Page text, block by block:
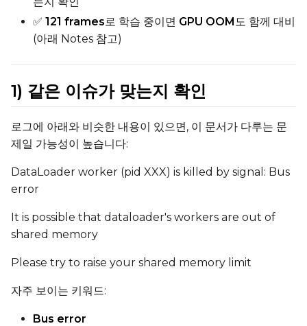
✅ 121 frames 로 학습 중이면 GPU OOM 도 함께 대비
(아래 Notes 참고)
1) 같은 이슈가 맞는지 확인
로그에 아래와 비슷한 내용이 있으면, 이 문서가 다루는 문
제일 가능성이 높습니다:
DataLoader worker (pid XXX) is killed by signal: Bus
error
It is possible that dataloader's workers are out of
shared memory
Please try to raise your shared memory limit
자주 보이는 키워드:
Bus error